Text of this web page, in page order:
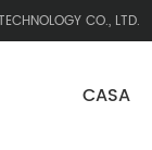
CO., LTD.
CASA